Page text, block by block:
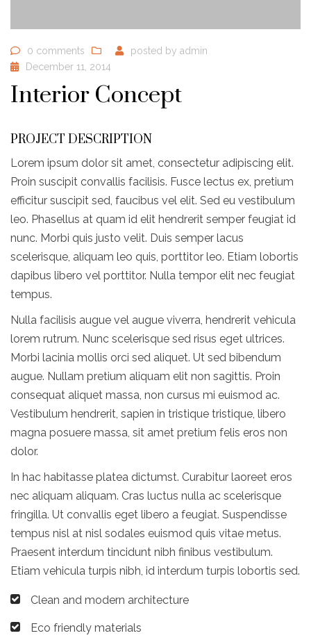
0 comments posted by admin
December 11, 2014
Interior Concept
PROJECT DESCRIPTION
Lorem ipsum dolor sit amet, consectetur adipiscing elit.
Proin suscipit convallis facilisis. Fusce lectus ex, pretium
efficitur suscipit sed, faucibus vel elit. Sed eu vestibulum
leo. Phasellus at quam id elit hendrerit semper feugiat id
nunc. Morbi quis justo velit. Duis semper lacus
scelerisque, aliquam leo quis, porttitor leo. Etiam lobortis
dapibus libero vel porttitor. Nulla tempor elit nec feugiat
tempus.
Nulla facilisis augue vel augue viverra, hendrerit vehicula
lorem rutrum. Nunc scelerisque sed risus eget ultrices.
Morbi lacinia mollis orci sed aliquet. Ut sed bibendum
augue. Nullam pretium aliquam elit non sagittis. Proin
consequat aliquet massa, non cursus mi euismod ac.
Vestibulum hendrerit, sapien in tristique tristique, libero
magna posuere massa, sit amet pretium felis eros non
dolor.
In hac habitasse platea dictumst. Curabitur laoreet eros
nec aliquam aliquam. Cras luctus nulla ac scelerisque
fringilla. Ut convallis eget libero a feugiat. Suspendisse
tempus nisl at nisl sodales euismod quis vitae metus.
Praesent interdum tincidunt nibh finibus vestibulum.
Etiam vehicula turpis nibh, id interdum turpis lobortis sed.
Clean and modern architecture
Eco friendly materials